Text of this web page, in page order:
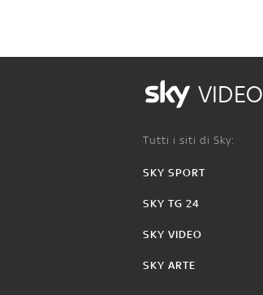
VIDEO
Tutti i siti di Sky:
SKY SPORT
SKY TG 24
SKY VIDEO
SKY ARTE